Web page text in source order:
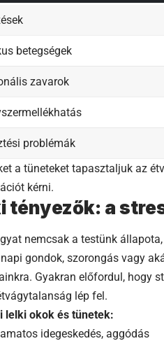
betegségek
zavarok
problémák
a tüneteket tapasztaljuk az
kérni.
tényezők: a
nemcsak a testünk
gondok, szorongás vagy
Gyakran előfordul, hogy
lép fel.
lelki okok és tünetek:
idegeskedés, aggódás